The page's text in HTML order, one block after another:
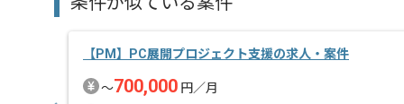
【PM】PC展開プロジェクト支援の求人・案件
〜700,000 円／月